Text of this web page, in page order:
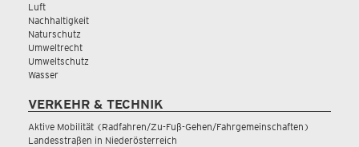
Luft
Nachhaltigkeit
Naturschutz
Umweltrecht
Umweltschutz
Wasser
VERKEHR & TECHNIK
Aktive Mobilität (Radfahren/Zu-Fuß-Gehen/Fahrgemeinschaften)
Landesstraßen in Niederösterreich